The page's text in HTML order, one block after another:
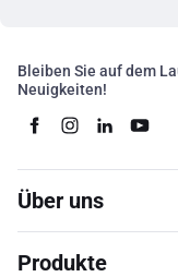
Bleiben Sie auf dem
Neuigkeiten!
Über uns
Produkte